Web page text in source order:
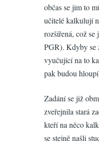
občas se jim to
učitelé kalkulují
rozšířená, což se
PGR). Kdyby se
vyučující na to
pak budou
Zadání se již
zveřejnila stará
kteří na něco
se stejně našli